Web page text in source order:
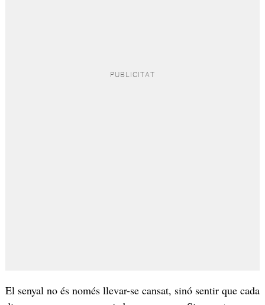
El senyal no és només llevar-se cansat, sinó sentir que cada